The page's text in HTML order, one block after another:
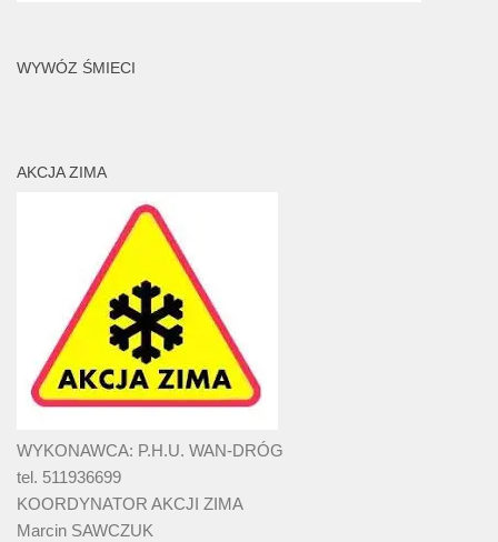
WYWÓZ ŚMIECI
AKCJA ZIMA
WYKONAWCA: P.H.U. WAN-DRÓG
tel. 511936699
KOORDYNATOR AKCJI ZIMA
Marcin SAWCZUK